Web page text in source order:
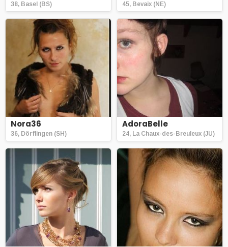
38, Basel (BS) 45, Bevaix (NE)
Nora36
36, Dörflingen (SH)
AdoraBelle
24, La Chaux-des-Breuleux (JU)